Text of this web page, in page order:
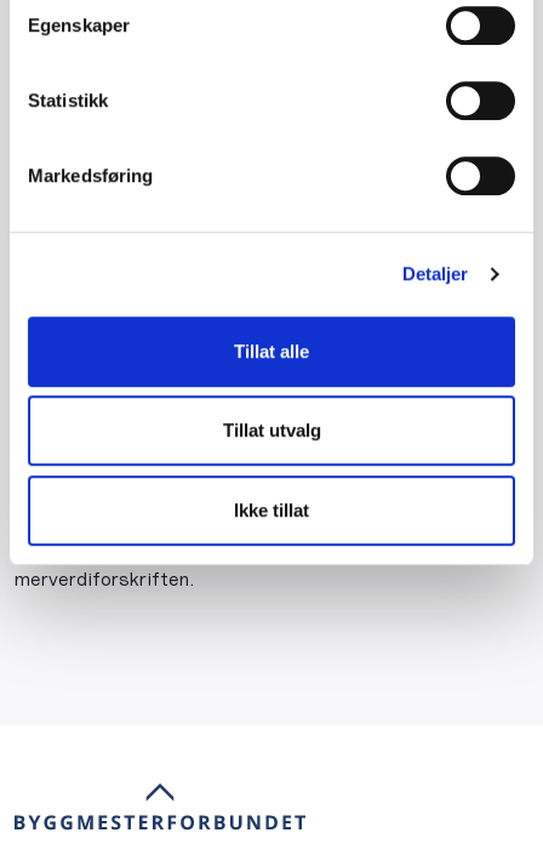
Egenskaper
Statistikk
Markedsføring
Detaljer
Tillat alle
Tillat utvalg
Ikke tillat
Forslaget til endring i merverdiforskriften er slik:
§ 15-9-3. Omtvistede krav – tilvirkningskontrakter
hvor det objektivt sett er rimelig tvil om kreditor har rett
dersom det foreligger interessefellesskap som nevnt i
Hvis forslaget blir vedtatt vil denne endringen få virkning
for krav som skal medtas i skattemeldingen etter 1. januar
2023. Endringen vil i så fall ikke gjelde for omtvistede krav
som er eller skulle vært oppgitt i skattemeldingen før 1.
Byggmesterforbundet er positive til en slik endring i
merverdiforskriften.